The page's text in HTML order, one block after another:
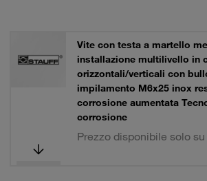
Vite con testa a martello
installazione multilivello in
orizzontali/verticali con
impilamento M6x25 inox
corrosione aumentata
corrosione
Prezzo disponibile solo